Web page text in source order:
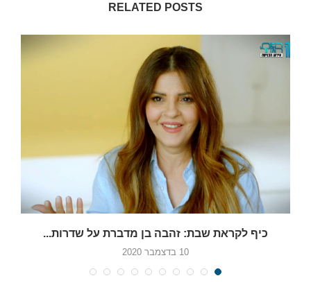
RELATED POSTS
כיף לקראת שבת: זהבה בן מדברת על שדרות...
10 בדצמבר 2020